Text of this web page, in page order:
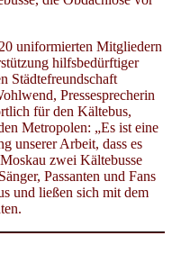
uniformierten Mitgliedern
hilfsbedürftiger
Städtefreundschaft
Pressesprecherin
für den Kältebus,
Metropolen: „Es ist eine
unserer Arbeit, dass es
zwei Kältebusse
Passanten und Fans
und ließen sich mit dem